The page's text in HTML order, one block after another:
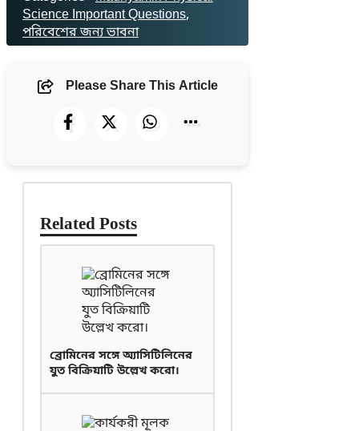
Science Important Questions
পরিবেশের জন্য ভাবনা
Please Share This Article
Related Posts
ব্রোমিনের সঙ্গে অ্যাসিটিলিনের
যুত বিক্রিয়াটি উল্লেখ করো।